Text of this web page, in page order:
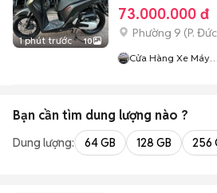
1 phút trước 10
73.000.000 đ
Phường 9 (P.
Cửa Hàng Xe Máy
Bạn cần tìm dung lượng nào ?
Dung lượng: 64 GB 128 GB 256